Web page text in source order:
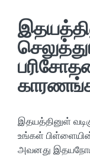
இதயத்தினுள்
உங்கள்
அவனது இதயநோய்